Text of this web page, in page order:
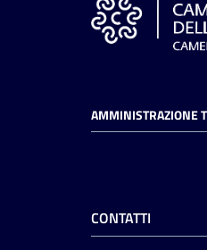
AMMINISTRAZIONE
CONTATTI